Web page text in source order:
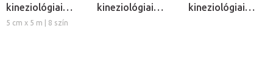
kineziológiai
tapasz, 5cm
5 cm x 5 m | 8 szín
kineziológiai
kineziológiai